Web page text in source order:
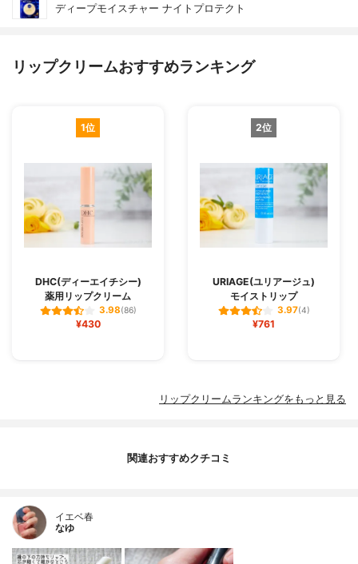
ディープモイスチャー ナイトプロテクト
リップクリームおすすめランキング
1位
DHC(ディーエイチシー)
薬用リップクリーム
3.98(86)
¥430
2位
URIAGE(ユリアージュ)
モイストリップ
3.97(4)
¥761
リップクリームランキングをもっと見る
関連おすすめクチコミ
イエベ春
なゆ